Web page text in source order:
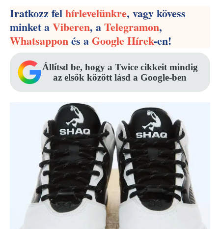
Iratkozz felhírlevelünkre, vagy kövess
minket aViberen, aTelegramon,
Whatsapponés aGoogle Hírek-en!
Állítsd be, hogy a Twice cikkeit mindig
az elsők között lásd a Google-ben